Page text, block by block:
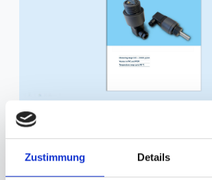
Zustimmung Details
电导测量电极
Techap 的电导率测量电极适用于侵蚀